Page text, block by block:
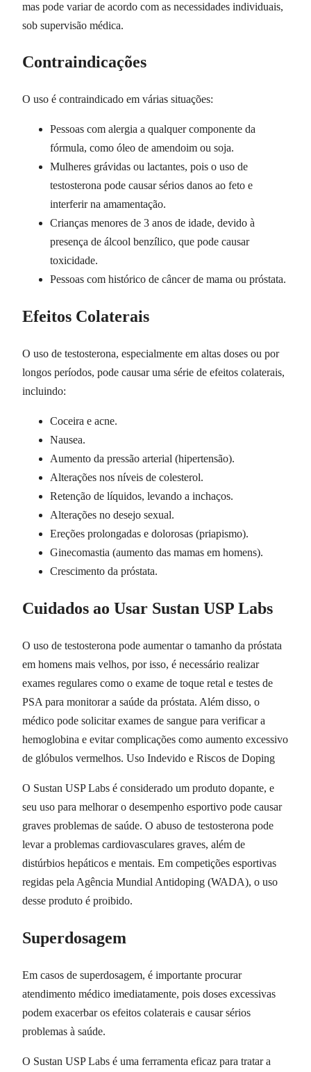
mas pode variar de acordo com as necessidades individuais,
sob supervisão médica.
Contraindicações
O uso é contraindicado em várias situações:
Pessoas com alergia a qualquer componente da
fórmula, como óleo de amendoim ou soja.
Mulheres grávidas ou lactantes, pois o uso de
testosterona pode causar sérios danos ao feto e
interferir na amamentação.
Crianças menores de 3 anos de idade, devido à
presença de álcool benzílico, que pode causar
toxicidade.
Pessoas com histórico de câncer de mama ou próstata.
Efeitos Colaterais
O uso de testosterona, especialmente em altas doses ou por
longos períodos, pode causar uma série de efeitos colaterais,
incluindo:
Coceira e acne.
Nausea.
Aumento da pressão arterial (hipertensão).
Alterações nos níveis de colesterol.
Retenção de líquidos, levando a inchaços.
Alterações no desejo sexual.
Ereções prolongadas e dolorosas (priapismo).
Ginecomastia (aumento das mamas em homens).
Crescimento da próstata.
Cuidados ao Usar Sustan USP Labs
O uso de testosterona pode aumentar o tamanho da próstata
em homens mais velhos, por isso, é necessário realizar
exames regulares como o exame de toque retal e testes de
PSA para monitorar a saúde da próstata. Além disso, o
médico pode solicitar exames de sangue para verificar a
hemoglobina e evitar complicações como aumento excessivo
de glóbulos vermelhos. Uso Indevido e Riscos de Doping
O Sustan USP Labs é considerado um produto dopante, e
seu uso para melhorar o desempenho esportivo pode causar
graves problemas de saúde. O abuso de testosterona pode
levar a problemas cardiovasculares graves, além de
distúrbios hepáticos e mentais. Em competições esportivas
regidas pela Agência Mundial Antidoping (WADA), o uso
desse produto é proibido.
Superdosagem
Em casos de superdosagem, é importante procurar
atendimento médico imediatamente, pois doses excessivas
podem exacerbar os efeitos colaterais e causar sérios
problemas à saúde.
O Sustan USP Labs é uma ferramenta eficaz para tratar a